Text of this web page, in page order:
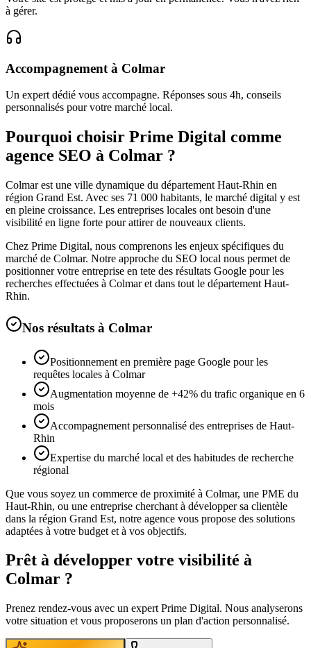
à gérer.
Accompagnement à Colmar
Un expert dédié vous accompagne. Réponses sous 4h, conseils
personnalisés pour votre marché local.
Pourquoi choisir Prime Digital comme
agence SEO à Colmar ?
Colmarest une ville dynamique du département Haut-Rhin en
région Grand Est. Avec ses 71 000 habitants, le marché digital y est
en pleine croissance. Les entreprises locales ont besoin d'une
visibilité en ligne forte pour attirer de nouveaux clients.
Chez Prime Digital, nous comprenons les enjeux spécifiques du
marché de Colmar. Notre approche du SEO local nous permet de
positionner votre entreprise en tete des résultats Google pour les
recherches effectuées à Colmaret dans tout le département Haut-
Rhin.
Nos résultats à Colmar
Positionnement en première page Google pour les
requêtes locales à Colmar
Augmentation moyenne de +42% du trafic organique en 6
mois
Accompagnement personnalisé des entreprises de Haut-
Rhin
Expertise du marché local et des habitudes de recherche
régional
Que vous soyez un commerce de proximité à Colmar, une PME du
Haut-Rhin, ou une entreprise cherchant à développer sa clientèle
dans la région Grand Est, notre agence vous propose des solutions
adaptées à votre budget et à vos objectifs.
Prêt à développer votre visibilité à
Colmar ?
Prenez rendez-vous avec un expert Prime Digital. Nous analyserons
votre situation et vous proposerons un plan d'action personnalisé.